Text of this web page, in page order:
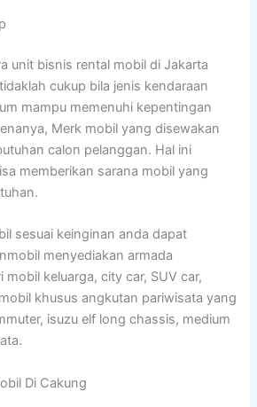
unit bisnis rental mobil di Jakarta
cukup bila jenis kendaraan
mampu memenuhi kepentingan
Merk mobil yang disewakan
calon pelanggan. Hal ini
memberikan sarana mobil yang
sesuai keinginan anda dapat
menyediakan armada
mobil keluarga, city car, SUV car,
khusus angkutan pariwisata yang
isuzu elf long chassis, medium
Di Cakung